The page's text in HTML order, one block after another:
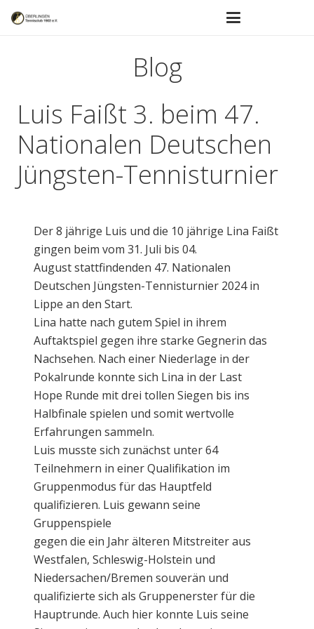
Blog
Luis Faißt 3. beim 47.
Nationalen Deutschen
Jüngsten-Tennisturnier
Der 8 jährige Luis und die 10 jährige Lina Faißt
gingen beim vom 31. Juli bis 04.
August stattfindenden 47. Nationalen
Deutschen Jüngsten-Tennisturnier 2024 in
Lippe an den Start.
Lina hatte nach gutem Spiel in ihrem
Auftaktspiel gegen ihre starke Gegnerin das
Nachsehen. Nach einer Niederlage in der
Pokalrunde konnte sich Lina in der Last
Hope Runde mit drei tollen Siegen bis ins
Halbfinale spielen und somit wertvolle
Erfahrungen sammeln.
Luis musste sich zunächst unter 64
Teilnehmern in einer Qualifikation im
Gruppenmodus für das Hauptfeld
qualifizieren. Luis gewann seine
Gruppenspiele
gegen die ein Jahr älteren Mitstreiter aus
Westfalen, Schleswig-Holstein und
Niedersachen/Bremen souverän und
qualifizierte sich als Gruppenerster für die
Hauptrunde. Auch hier konnte Luis seine